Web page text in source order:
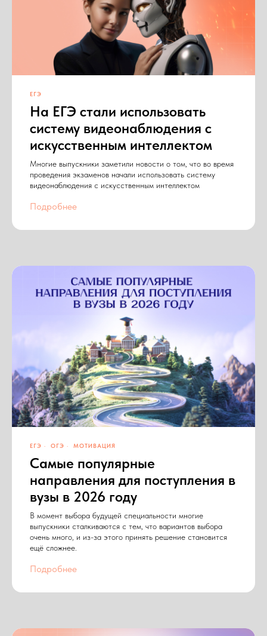
ЕГЭ
На ЕГЭ стали использовать
систему видеонаблюдения с
искусственным интеллектом
Многие выпускники заметили новости о том, что во время
проведения экзаменов начали использовать систему
видеонаблюдения с искусственным интеллектом
Подробнее
ЕГЭ ОГЭ МОТИВАЦИЯ
Самые популярные
направления для поступления в
вузы в 2026 году
В момент выбора будущей специальности многие
выпускники сталкиваются с тем, что вариантов выбора
очень много, и из-за этого принять решение становится
ещё сложнее.
Подробнее